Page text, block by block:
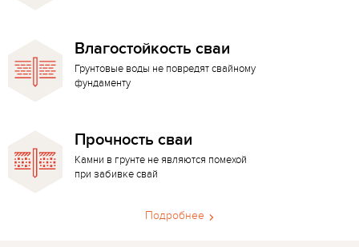
Влагостойкость сваи
Грунтовые воды не повредят свайному
фундаменту
Прочность сваи
Камни в грунте не являются помехой
при забивке свай
Подробнее